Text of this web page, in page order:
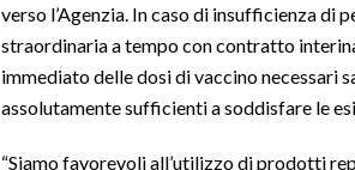
verso l’Agenzia. In caso di insufficienza di
straordinaria a tempo con contratto
immediato delle dosi di vaccino necessari
assolutamente sufficienti a soddisfare le
“Siamo favorevoli all’utilizzo di prodotti